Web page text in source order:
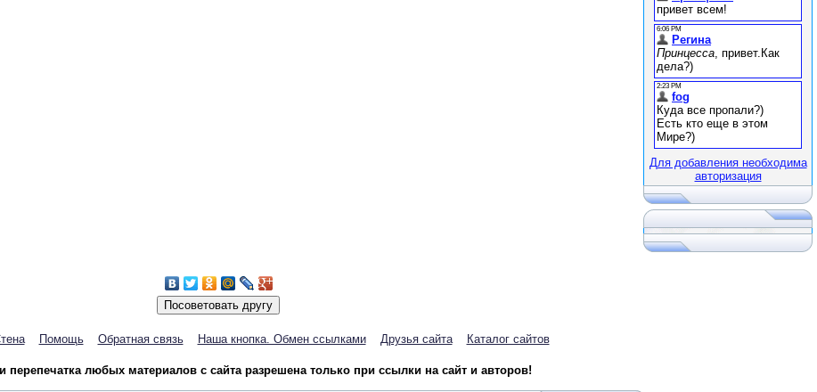
Для добавления необходима
авторизация
Помощь Обратная связь Наша кнопка. Обмен ссылками Друзья сайта Каталог сайтов
перепечатка любых материалов с сайта разрешена только при ссылки на сайт и авторов!